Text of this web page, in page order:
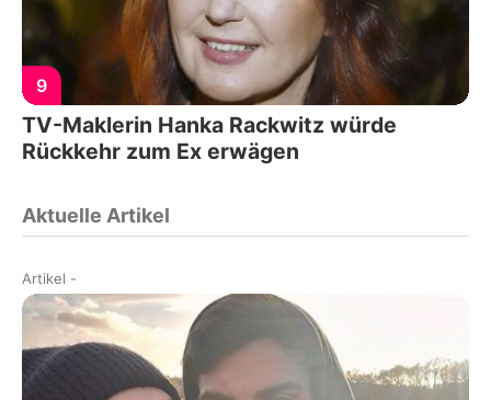
9
TV-Maklerin Hanka Rackwitz würde
Rückkehr zum Ex erwägen
Aktuelle Artikel
Artikel -